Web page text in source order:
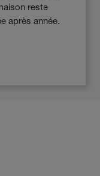
reste
après année.